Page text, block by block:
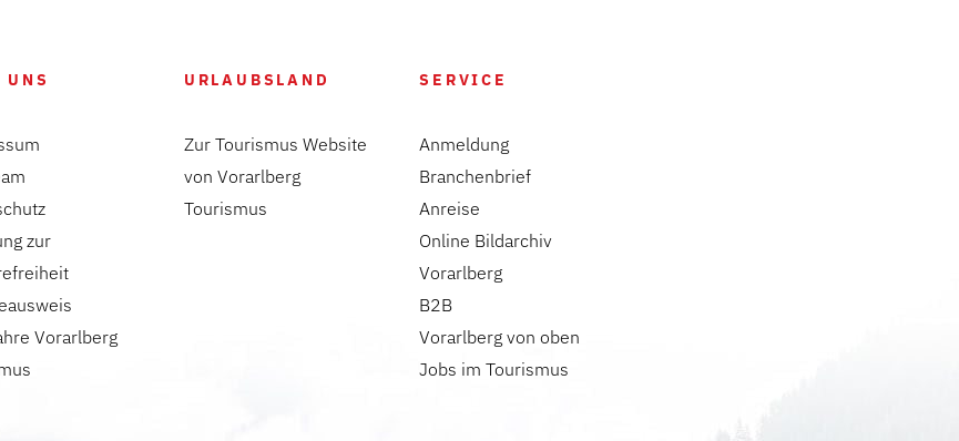
UNS
zur
Vorarlberg
URLAUBSLAND
Zur Tourismus Website
von Vorarlberg
Tourismus
SERVICE
Anmeldung
Branchenbrief
Anreise
Online Bildarchiv
Vorarlberg
B2B
Vorarlberg von oben
Jobs im Tourismus